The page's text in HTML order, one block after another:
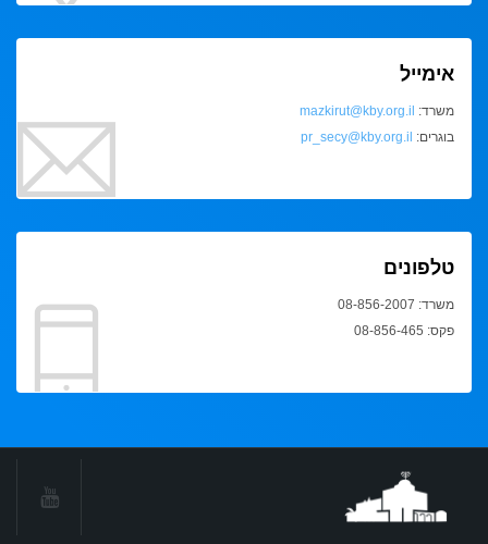
אימייל
משרד: mazkirut@kby.org.il
בוגרים: pr_secy@kby.org.il
טלפונים
משרד: 08-856-2007
פקס: 08-856-465